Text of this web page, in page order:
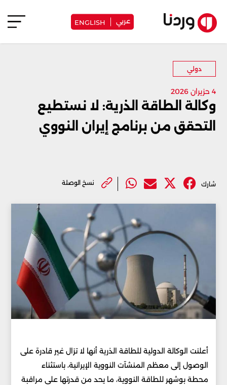
عربي ENGLISH
دولي
4 حزيران 2026
وكالة الطاقة الذرية: لا نستطيع
التحقق من برنامج إيران النووي
شارك نسخ الوصلة
أعلنت الوكالة الدولية للطاقة الذرية أنها لا تزال غير قادرة على
الوصول إلى معظم المنشآت النووية الإيرانية، باستثناء
محطة بوشهر للطاقة النووية، ما يحد من قدرتها على مراقبة